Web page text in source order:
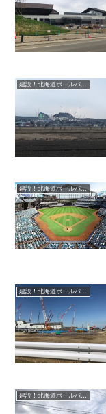
建設！北海道ボールパークFビレッジ_エスコンフィールド